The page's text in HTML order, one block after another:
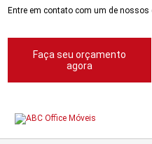
Entre em contato com um de
Faça seu orçamento
agora